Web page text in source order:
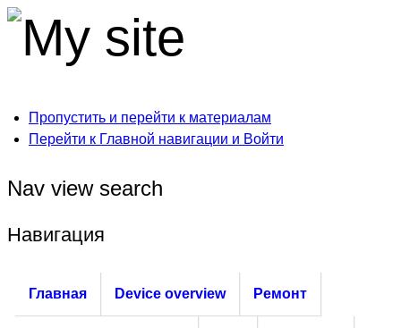
Пропустить и перейти к материалам
Перейти к Главной навигации и Войти
Nav view search
Навигация
Главная Device overview Ремонт